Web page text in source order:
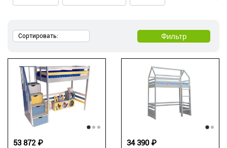
Сортировать: Фильтр
53 872 ₽ 34 390 ₽